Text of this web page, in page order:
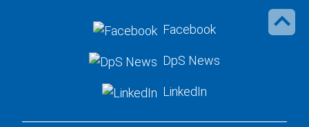
Facebook
DpS News
LinkedIn